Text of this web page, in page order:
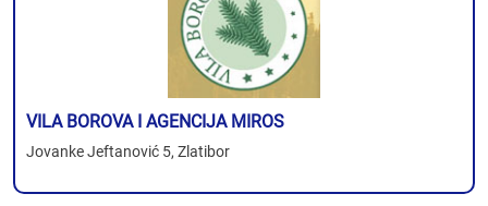
VILA BOROVA I AGENCIJA MIROS
Jovanke Jeftanović 5, Zlatibor